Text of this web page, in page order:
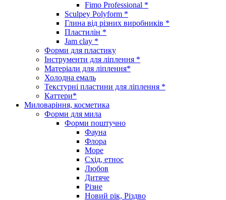
Fimo Professional *
Sculpey Polyform *
Глина від різних виробників *
Пластилін *
Jam clay *
Форми для пластику
Інструменти для ліплення *
Матеріали для ліплення*
Холодна емаль
Текстурні пластини для ліплення *
Каттери*
Миловаріння, косметика
Форми для мила
Форми поштучно
Фауна
Флора
Море
Схід, етнос
Любов
Дитяче
Різне
Новий рік, Різдво